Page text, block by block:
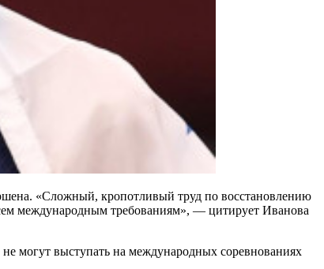
«Сложный, кропотливый труд по восстановлению
международным требованиям», — цитирует Иванова
могут выступать на международных соревнованиях